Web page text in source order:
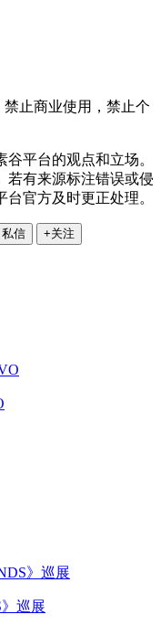
止商业使用，禁止个
平台的观点和立场。
若有来源标注错误或侵
官方及时更正处理。
私信 +关注
巡展